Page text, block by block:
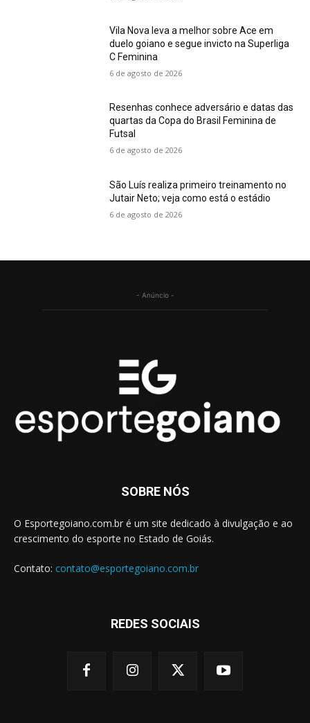
Vila Nova leva a melhor sobre Ace em
duelo goiano e segue invicto na Superliga
C Feminina
6 de agosto de 2026
Resenhas conhece adversário e datas das
quartas da Copa do Brasil Feminina de
Futsal
6 de agosto de 2026
São Luís realiza primeiro treinamento no
Jutair Neto; veja como está o estádio
6 de agosto de 2026
- Anúncio -
SOBRE NÓS
O Esportegoiano.com.br é um site dedicado à divulgação e ao
crescimento do esporte no Estado de Goiás.
Contato: contato@esportegoiano.com.br
REDES SOCIAIS